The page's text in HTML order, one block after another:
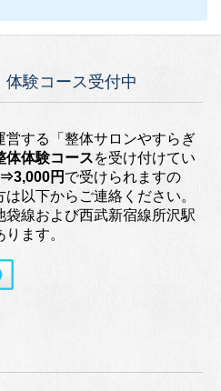
体験コース受付中
営する「整体サロンやすらぎ
体体験コースを受け付けてい
円 で受けられますの
以下からご連絡ください。
線および西武新宿線所沢駅
ます。